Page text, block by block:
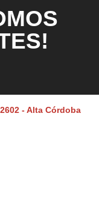
- Alta Córdoba